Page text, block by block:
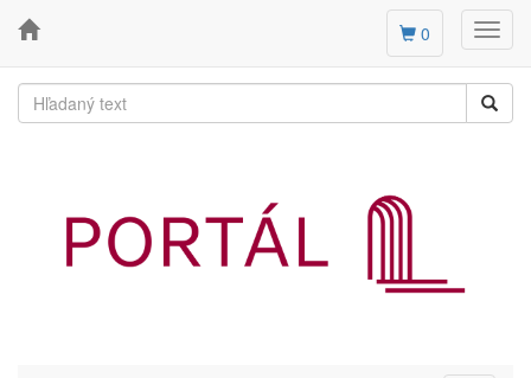
0